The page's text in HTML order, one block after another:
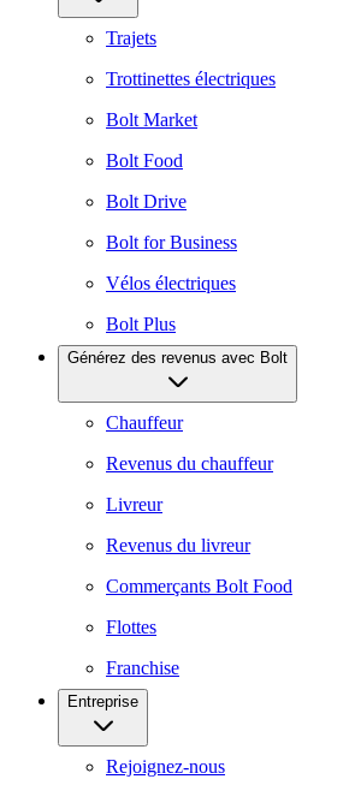
Trajets
Trottinettes électriques
Bolt Market
Bolt Food
Bolt Drive
Bolt for Business
Vélos électriques
Bolt Plus
Générez des revenus avec Bolt
Chauffeur
Revenus du chauffeur
Livreur
Revenus du livreur
Commerçants Bolt Food
Flottes
Franchise
Entreprise
Rejoignez-nous